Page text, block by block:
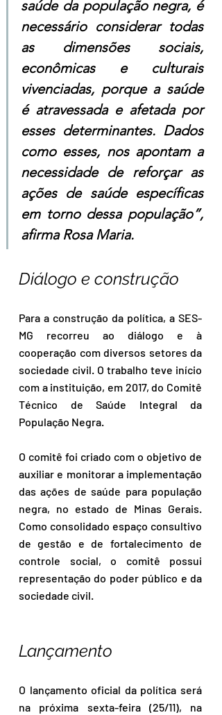
saúde da população negra, é
necessário considerar todas
as dimensões sociais,
econômicas e culturais
vivenciadas, porque a saúde
é atravessada e afetada por
esses determinantes. Dados
como esses, nos apontam a
necessidade de reforçar as
ações de saúde específicas
em torno dessa população”,
afirma Rosa Maria.
Diálogo e construção
Para a construção da política, a SES-
MG recorreu ao diálogo e à
cooperação com diversos setores da
sociedade civil. O trabalho teve início
com a instituição, em 2017, do Comitê
Técnico de Saúde Integral da
População Negra.
O comitê foi criado com o objetivo de
auxiliar e monitorar a implementação
das ações de saúde para população
negra, no estado de Minas Gerais.
Como consolidado espaço consultivo
de gestão e de fortalecimento de
controle social, o comitê possui
representação do poder público e da
sociedade civil.
Lançamento
O lançamento oficial da política será
na próxima sexta-feira (25/11), na